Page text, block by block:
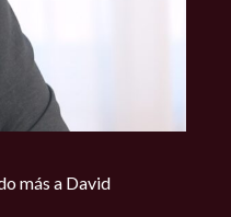
más a David